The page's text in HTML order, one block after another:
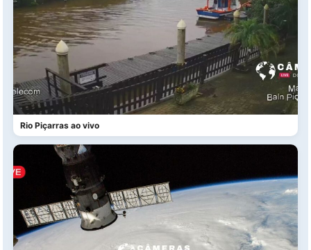
Rio Piçarras ao vivo